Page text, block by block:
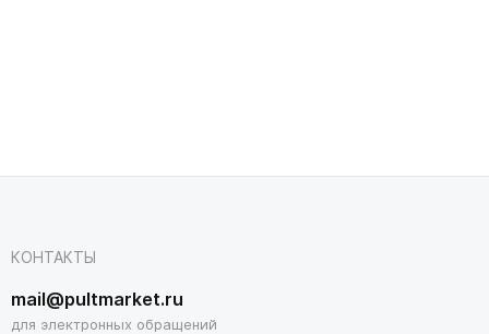
КОНТАКТЫ
mail@pultmarket.ru
для электронных обращений